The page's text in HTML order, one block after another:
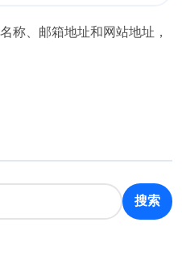
称、邮箱地址和网站地址，
搜索